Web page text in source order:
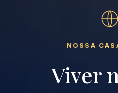
NOSSA
Viver